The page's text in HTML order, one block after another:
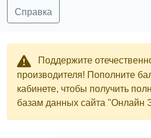
Справка
Поддержите
производителя! Пополните
кабинете, чтобы получить
базам данных сайта "Онлайн